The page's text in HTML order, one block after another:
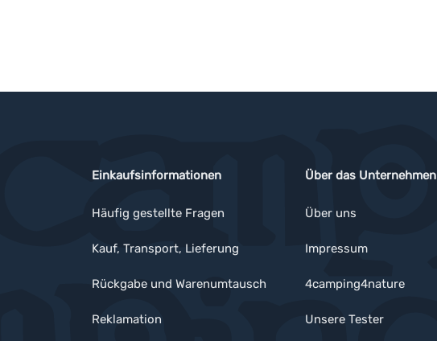
Einkaufsinformationen
Häufig gestellte Fragen
Kauf, Transport, Lieferung
Rückgabe und Warenumtausch
Reklamation
Über das Unternehmen
Über uns
Impressum
4camping4nature
Unsere Tester